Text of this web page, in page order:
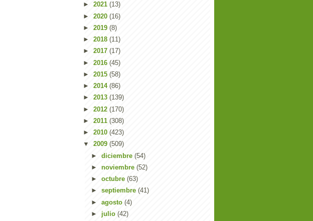
► 2021 (13)
► 2020 (16)
► 2019 (8)
► 2018 (11)
► 2017 (17)
► 2016 (45)
► 2015 (58)
► 2014 (86)
► 2013 (139)
► 2012 (170)
► 2011 (308)
► 2010 (423)
▼ 2009 (509)
► diciembre (54)
► noviembre (52)
► octubre (63)
► septiembre (41)
► agosto (4)
► julio (42)